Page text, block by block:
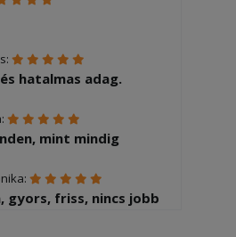
hatalmas adag.
mint mindig
gyors, friss, nincs jobb